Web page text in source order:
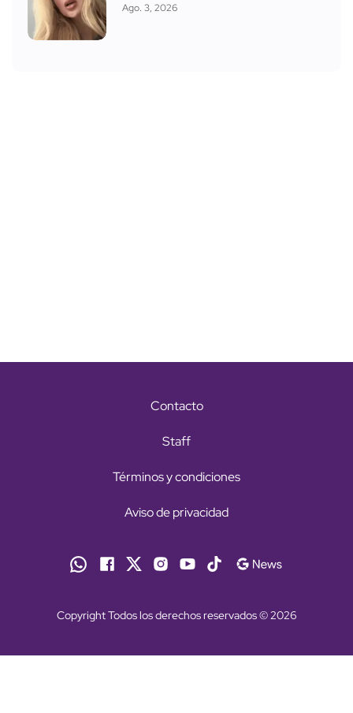
Ago. 3, 2026
Contacto
Staff
Términos y condiciones
Aviso de privacidad
Copyright Todos los derechos reservados © 2026